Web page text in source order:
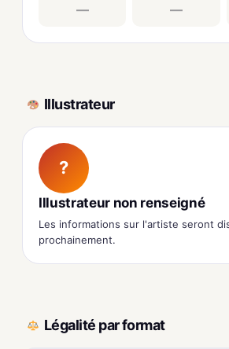
— —
Illustrateur
?
Illustrateur non renseigné
Les informations sur l'artiste seront
prochainement.
Légalité par format